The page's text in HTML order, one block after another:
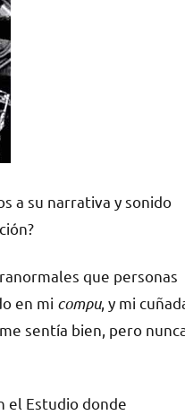
a su narrativa y sonido
que personas
en mi compu, y mi
sentía bien, pero
el Estudio donde